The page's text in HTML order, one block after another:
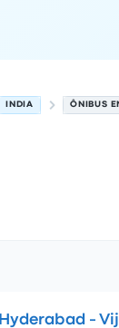
INDIA ÔNIBUS
Hyderabad -